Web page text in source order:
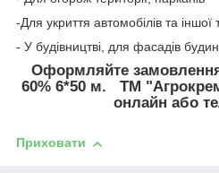
-Для укриття автомобілів та іншої
- У будівництві, для фасадів
Оформляйте
60% 6*50 м. ТМ
онлайн або
Приховати